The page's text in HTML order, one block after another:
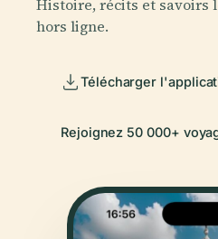
Histoire, récits et savoirs
hors ligne.
Télécharger
Rejoignez 50 000+